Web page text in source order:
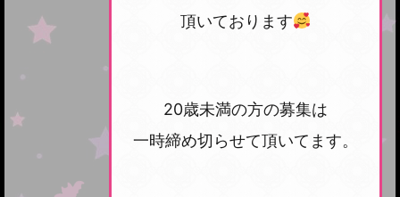
頂いております
20歳未満の方の募集は
一時締め切らせて頂いてます。